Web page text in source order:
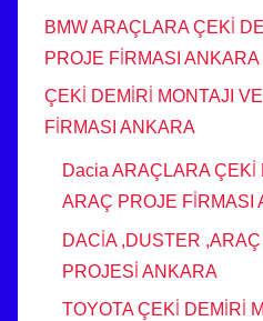
BMW ARAÇLARA ÇEKİ
PROJE FİRMASI ANKARA
ÇEKİ DEMİRİ MONTAJI
FİRMASI ANKARA
Dacia ARAÇLARA ÇEKİ
ARAÇ PROJE FİRMASI
DACİA ,DUSTER
PROJESİ ANKARA
TOYOTA ÇEKİ DEMİRİ